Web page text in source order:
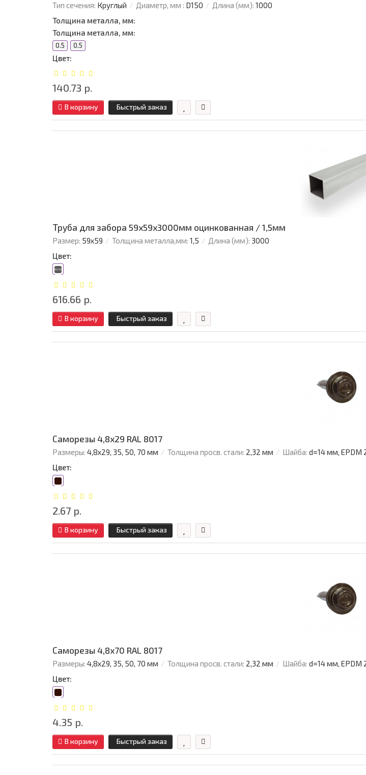
Тип сечения: Круглый Диаметр, мм : D150 Длина (мм): 1000
Толщина металла, мм:
Толщина металла, мм:
0.5 0.5
Цвет:
140.73 р.
В корзину Быстрый заказ
Труба для забора 59х59x3000мм оцинкованная / 1,5мм
Размер: 59х59 Толщина металла,мм: 1,5 Длина (мм): 3000
Цвет:
616.66 р.
В корзину Быстрый заказ
Саморезы 4,8х29 RAL 8017
Размеры: 4,8х29, 35, 50, 70 мм Толщина просв. стали: 2,32 мм Шайба: d=14 мм, EPDM
Цвет:
2.67 р.
В корзину Быстрый заказ
Саморезы 4,8х70 RAL 8017
Размеры: 4,8х29, 35, 50, 70 мм Толщина просв. стали: 2,32 мм Шайба: d=14 мм, EPDM
Цвет:
4.35 р.
В корзину Быстрый заказ